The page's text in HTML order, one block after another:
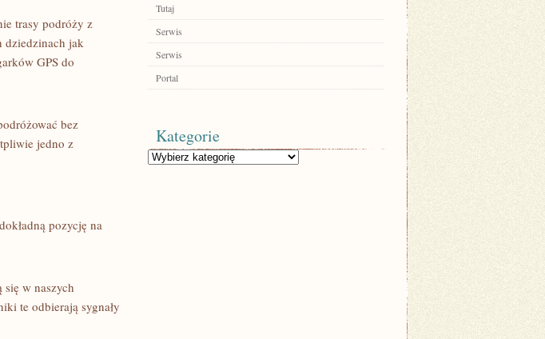
trasy podróży z
dziedzinach jak
GPS do
‌bez
jedno z
pozycję na
się w naszych
te odbierają sygnały
Tutaj
Serwis
Serwis
Portal
Kategorie
Kategorie